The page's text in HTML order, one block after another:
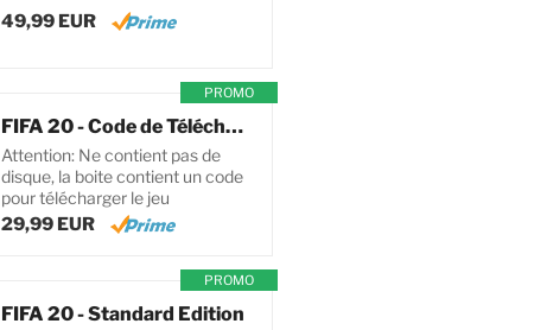
49,99 EUR
PROMO
FIFA 20 - Code de Téléchargement pour PC
Attention: Ne contient pas de
disque, la boite contient un code
pour télécharger le jeu
29,99 EUR
PROMO
FIFA 20 - Standard Edition